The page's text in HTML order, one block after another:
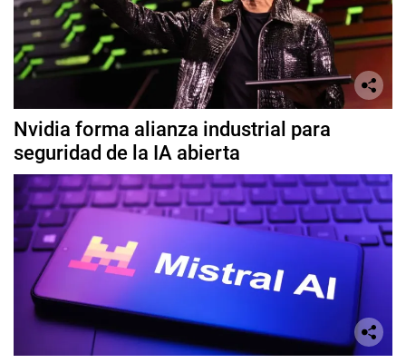
Nvidia forma alianza industrial para
seguridad de la IA abierta